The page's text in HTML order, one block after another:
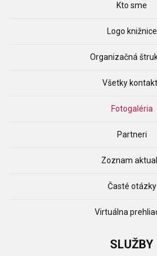
Kto sme
Logo knižnice
Organizačná
Všetky
Fotogaléria
Partneri
Zoznam
Časté otázky
Virtuálna
SLUŽBY